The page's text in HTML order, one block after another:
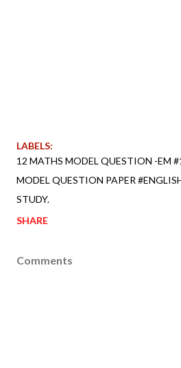
LABELS:
12 MATHS MODEL QUESTION -EM
MODEL QUESTION PAPER
STUDY.
SHARE
Comments